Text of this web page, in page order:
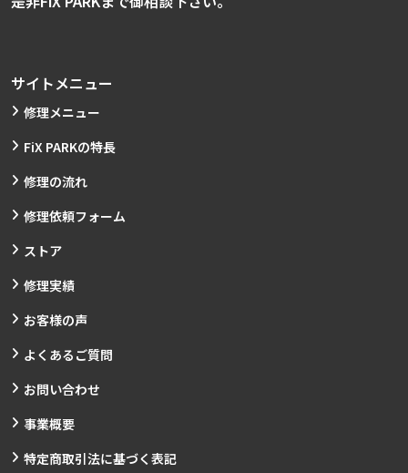
サイトメニュー
修理メニュー
FiX PARKの特長
修理の流れ
修理依頼フォーム
ストア
修理実績
お客様の声
よくあるご質問
お問い合わせ
事業概要
特定商取引法に基づく表記